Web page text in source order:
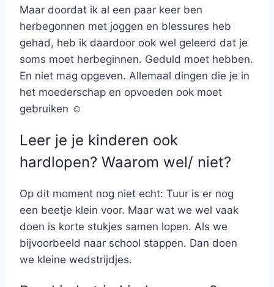
Maar doordat ik al een paar keer ben
herbegonnen met joggen en blessures heb
gehad, heb ik daardoor ook wel geleerd dat je
soms moet herbeginnen. Geduld moet hebben.
En niet mag opgeven. Allemaal dingen die je in
het moederschap en opvoeden ook moet
gebruiken ☺
Leer je je kinderen ook
hardlopen? Waarom wel/ niet?
Op dit moment nog niet echt: Tuur is er nog
een beetje klein voor. Maar wat we wel vaak
doen is korte stukjes samen lopen. Als we
bijvoorbeeld naar school stappen. Dan doen
we kleine wedstrijdjes.